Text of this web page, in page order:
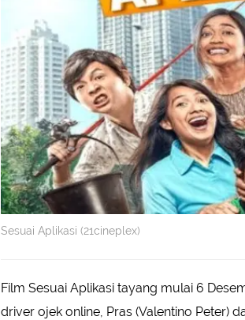
Sesuai Aplikasi (21cineplex)
Film Sesuai Aplikasi tayang mulai 6
driver ojek online, Pras (Valentino Peter)